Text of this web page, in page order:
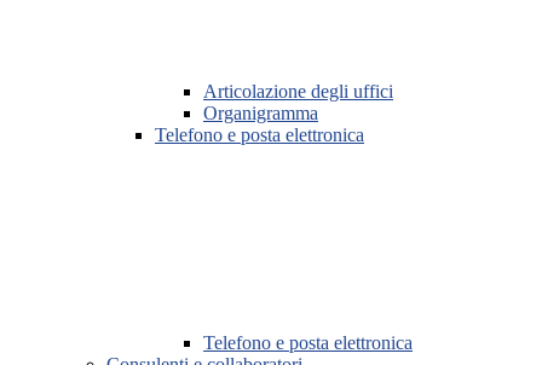
Articolazione degli uffici
Organigramma
Telefono e posta elettronica
Telefono e posta elettronica